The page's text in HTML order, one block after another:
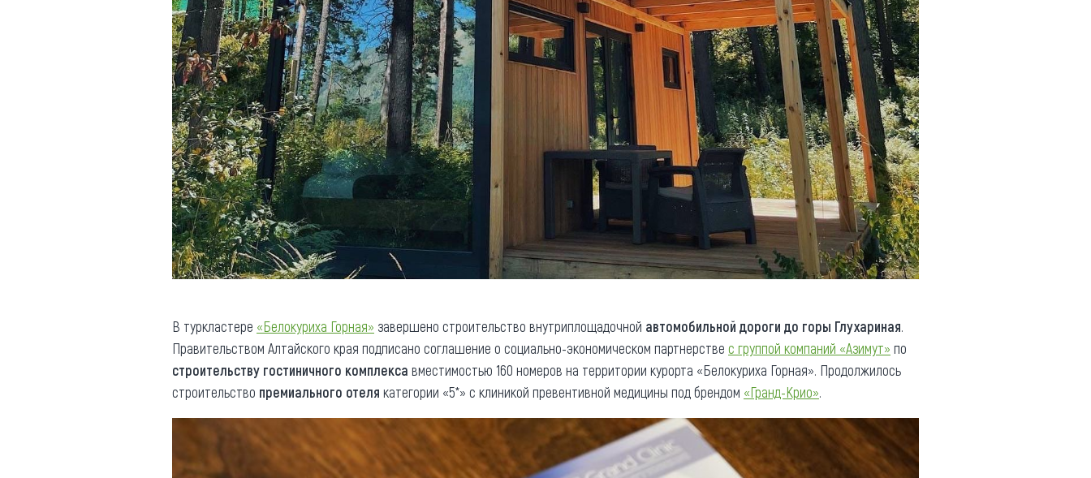
В туркластере «Белокуриха Горная» завершено строительство внутриплощадочной автомобильной дороги до горы Глухариная.
Правительством Алтайского края подписано соглашение о социально-экономическом партнерстве с группой компаний «Азимут» по
строительству гостиничного комплекса вместимостью 160 номеров на территории курорта «Белокуриха Горная». Продолжилось
строительство премиального отеля категории «5*» с клиникой превентивной медицины под брендом «Гранд-Крио».